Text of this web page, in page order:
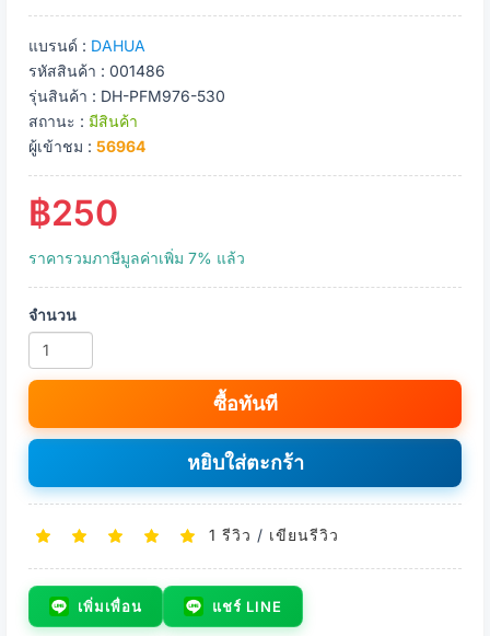
แบรนด์ : DAHUA
รหัสสินค้า : 001486
รุ่นสินค้า : DH-PFM976-530
สถานะ : มีสินค้า
ผู้เข้าชม : 56964
฿250
ราคารวมภาษีมูลค่าเพิ่ม 7% แล้ว
จำนวน
ซื้อทันที
หยิบใส่ตะกร้า
1 รีวิว / เขียนรีวิว
เพิ่มเพื่อน แชร์ LINE